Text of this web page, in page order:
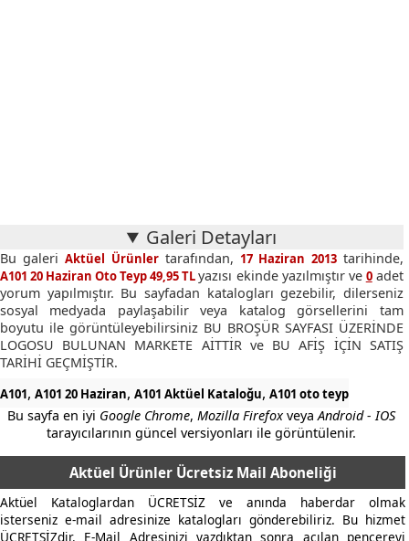
Galeri Detayları
Bu galeriAktüel Ürünlertarafından, 17 Haziran 2013tarihinde,
A101 20 Haziran Oto Teyp 49,95 TLyazısı ekinde yazılmıştır ve 0adet
yorum yapılmıştır. Bu sayfadan katalogları gezebilir, dilerseniz
sosyal medyada paylaşabilir veya katalog görsellerini tam
boyutu ile görüntüleyebilirsiniz BU BROŞÜR SAYFASI ÜZERİNDE
LOGOSU BULUNAN MARKETE AİTTİR ve BU AFİŞ İÇİN SATIŞ
TARİHİ GEÇMİŞTİR.
A101, A101 20 Haziran, A101 Aktüel Kataloğu, A101 oto teyp
Bu sayfa en iyi Google Chrome,Mozilla Firefox veyaAndroid - IOS
tarayıcılarının güncel versiyonları ile görüntülenir.
Aktüel Ürünler Ücretsiz Mail Aboneliği
Aktüel Kataloglardan ÜCRETSİZ ve anında haberdar olmak
isterseniz e-mail adresinize katalogları gönderebiliriz. Bu hizmet
ÜCRETSİZdir. E-Mail Adresinizi yazdıktan sonra açılan pencereyi